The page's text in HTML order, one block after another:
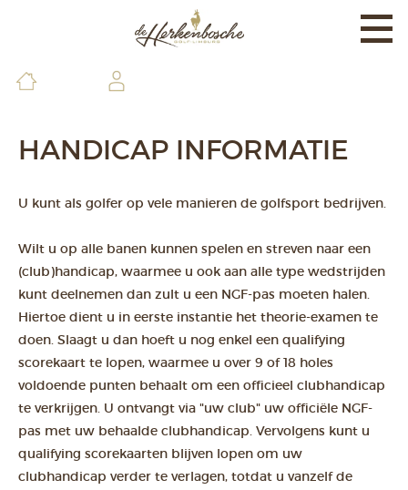
EXPERIENCE
BRASSERIE EN FACILITEITEN
DE GOLFSCHOOL
MEMBERS & GUESTS
CONTACT & INFO
HANDICAP INFORMATIE
U kunt als golfer op vele manieren de golfsport bedrijven.
Wilt u op alle banen kunnen spelen en streven naar een
(club)handicap, waarmee u ook aan alle type wedstrijden
kunt deelnemen dan zult u een NGF-pas moeten halen.
Hiertoe dient u in eerste instantie het theorie-examen te
doen. Slaagt u dan hoeft u nog enkel een qualifying
scorekaart te lopen, waarmee u over 9 of 18 holes
voldoende punten behaalt om een officieel clubhandicap
te verkrijgen. U ontvangt via "uw club" uw officiële NGF-
pas met uw behaalde clubhandicap. Vervolgens kunt u
qualifying scorekaarten blijven lopen om uw
clubhandicap verder te verlagen, totdat u vanzelf de